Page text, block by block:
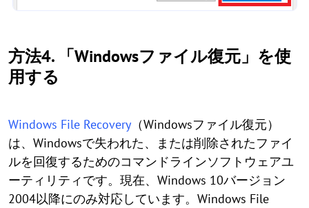
方法4. 「Windowsファイル復元」を使
用する
Windows File Recovery （Windowsファイル復元）
は、Windowsで失われた、または削除されたファイ
ルを回復するためのコマンドラインソフトウェアユ
ーティリティです。現在、Windows 10バージョン
2004以降にのみ対応しています。Windows File